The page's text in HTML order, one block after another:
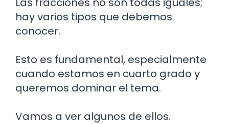
hay varios tipos que debemos
conocer.
Esto es fundamental, especialmente
cuando estamos en cuarto grado y
queremos dominar el tema.
Vamos a ver algunos de ellos.